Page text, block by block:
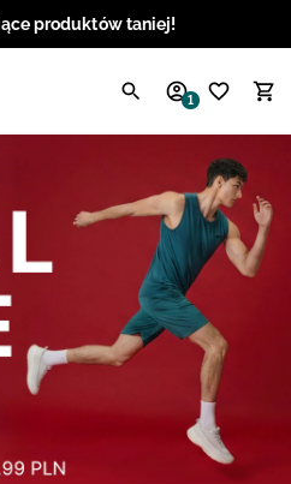
produktów taniej!
1
Chorwacki / EUR
Czeski / CZK